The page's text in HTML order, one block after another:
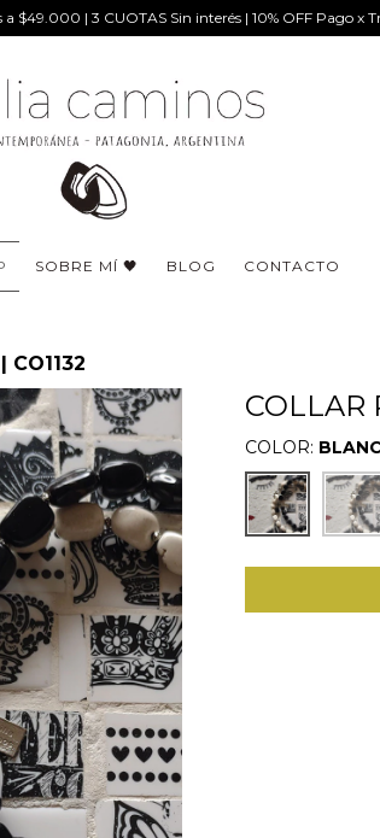
$49.000 | 3 CUOTAS Sin interés | 10% OFF Pago x
SOBRE MÍ 🖤 BLOG CONTACTO
CO1132
COLLAR
COLOR: